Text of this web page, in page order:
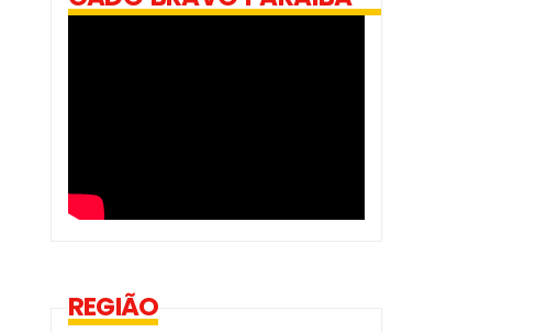
REGIÃO